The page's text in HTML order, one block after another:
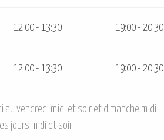
12:00 - 13:30 19:00 - 20:30
12:00 - 13:30 19:00 - 20:30
au vendredi midi et soir et dimanche midi
jours midi et soir